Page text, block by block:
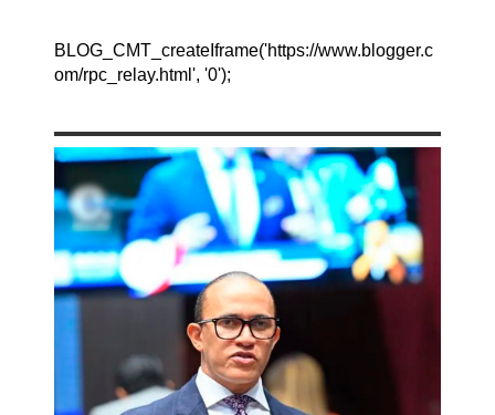
BLOG_CMT_createIframe('https://www.blogger.c
om/rpc_relay.html', '0');